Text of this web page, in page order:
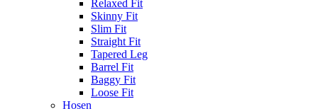
Relaxed Fit
Skinny Fit
Slim Fit
Straight Fit
Tapered Leg
Barrel Fit
Baggy Fit
Loose Fit
Hosen